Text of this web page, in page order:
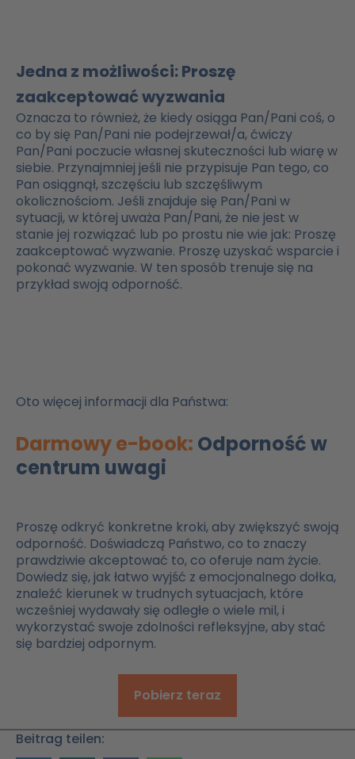
Jedna z możliwości: Proszę
zaakceptować wyzwania
Oznacza to również, że kiedy osiąga Pan/Pani coś, o
co by się Pan/Pani nie podejrzewał/a, ćwiczy
Pan/Pani poczucie własnej skuteczności lub wiarę w
siebie. Przynajmniej jeśli nie przypisuje Pan tego, co
Pan osiągnął, szczęściu lub szczęśliwym
okolicznościom. Jeśli znajduje się Pan/Pani w
sytuacji, w której uważa Pan/Pani, że nie jest w
stanie jej rozwiązać lub po prostu nie wie jak: Proszę
zaakceptować wyzwanie. Proszę uzyskać wsparcie i
pokonać wyzwanie. W ten sposób trenuje się na
przykład swoją odporność.
Oto więcej informacji dla Państwa:
Darmowy e-book: Odporność w
centrum uwagi
Proszę odkryć konkretne kroki, aby zwiększyć swoją
odporność. Doświadczą Państwo, co to znaczy
prawdziwie akceptować to, co oferuje nam życie.
Dowiedz się, jak łatwo wyjść z emocjonalnego dołka,
znaleźć kierunek w trudnych sytuacjach, które
wcześniej wydawały się odległe o wiele mil, i
wykorzystać swoje zdolności refleksyjne, aby stać
się bardziej odpornym.
Pobierz teraz
Beitrag teilen: